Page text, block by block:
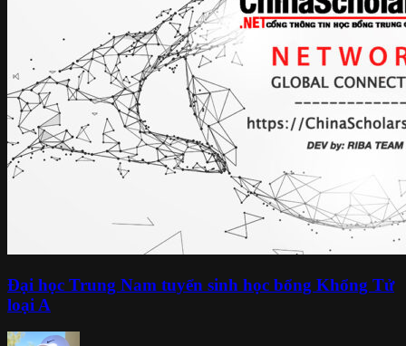
Đại học Trung Nam tuyển sinh học bổng Khổng Tử
loại A